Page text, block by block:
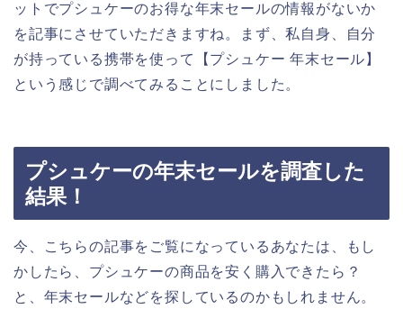
ットでプシュケーのお得な年末セールの情報がないか
を記事にさせていただきますね。まず、私自身、自分
が持っている携帯を使って【プシュケー 年末セール】
という感じで調べてみることにしました。
プシュケーの年末セールを調査した
結果！
今、こちらの記事をご覧になっているあなたは、もし
かしたら、プシュケーの商品を安く購入できたら？
と、年末セールなどを探しているのかもしれません。